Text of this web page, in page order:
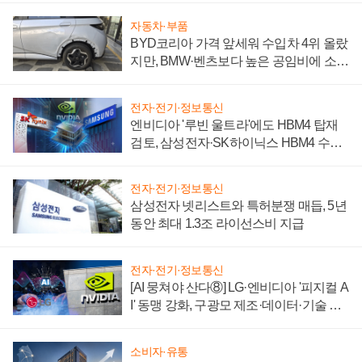
자동차·부품
BYD코리아 가격 앞세워 수입차 4위 올랐
지만, BMW·벤츠보다 높은 공임비에 소비
전자·전기·정보통신
엔비디아 '루빈 울트라'에도 HBM4 탑재
검토, 삼성전자·SK하이닉스 HBM4 수율
전자·전기·정보통신
삼성전자 넷리스트와 특허분쟁 매듭, 5년
동안 최대 1.3조 라이선스비 지급
전자·전기·정보통신
[AI 뭉쳐야 산다⑧] LG·엔비디아 '피지컬 A
I' 동맹 강화, 구광모 제조·데이터·기술 결
소비자·유통